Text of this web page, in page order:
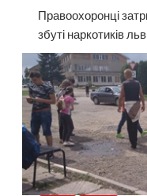
Правоохоронці
збуті наркотиків